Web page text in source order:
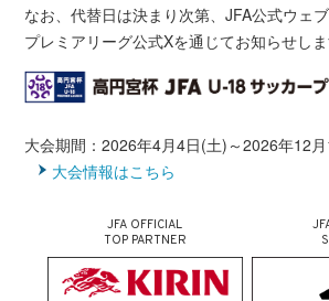
なお、代替日は決まり次第、JFA公式ウェ
プレミアリーグ公式Xを通じてお知らせしま
大会期間：2026年4月4日(土)～2026年12
大会情報はこちら
JFA OFFICIAL
TOP PARTNER